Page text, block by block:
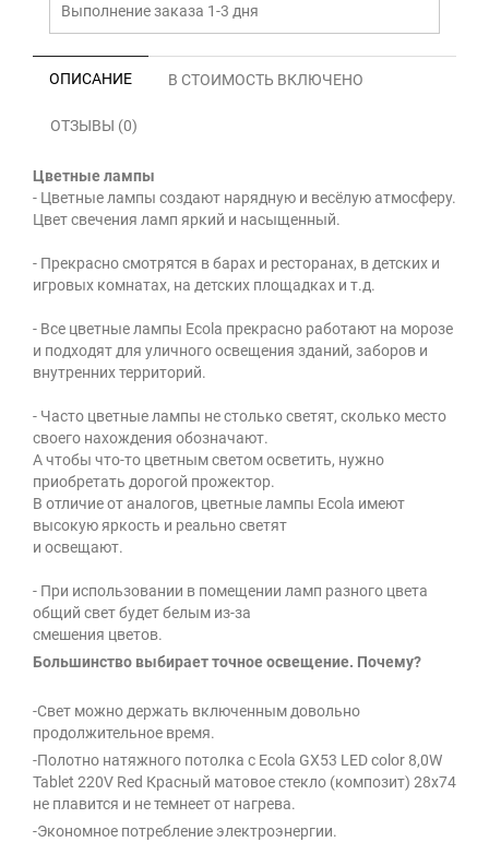
Выполнение заказа 1-3 дня
ОПИСАНИЕ В СТОИМОСТЬ ВКЛЮЧЕНО
ОТЗЫВЫ (0)
Цветные лампы
- Цветные лампы создают нарядную и весёлую атмосферу.
Цвет свечения ламп яркий и насыщенный.
- Прекрасно смотрятся в барах и ресторанах, в детских и
игровых комнатах, на детских площадках и т.д.
- Все цветные лампы Ecola прекрасно работают на морозе
и подходят для уличного освещения зданий, заборов и
внутренних территорий.
- Часто цветные лампы не столько светят, сколько место
своего нахождения обозначают.
А чтобы что-то цветным светом осветить, нужно
приобретать дорогой прожектор.
В отличие от аналогов, цветные лампы Ecola имеют
высокую яркость и реально светят
и освещают.
- При использовании в помещении ламп разного цвета
общий свет будет белым из-за
смешения цветов.
Большинство выбирает точное освещение. Почему?
-Свет можно держать включенным довольно
продолжительное время.
-Полотно натяжного потолка с Ecola GX53 LED color 8,0W
Tablet 220V Red Красный матовое стекло (композит) 28x74
не плавится и не темнеет от нагрева.
-Экономное потребление электроэнергии.